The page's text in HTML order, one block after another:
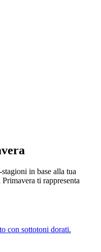
in base alla tua
ti rappresenta
con sottotoni dorati.